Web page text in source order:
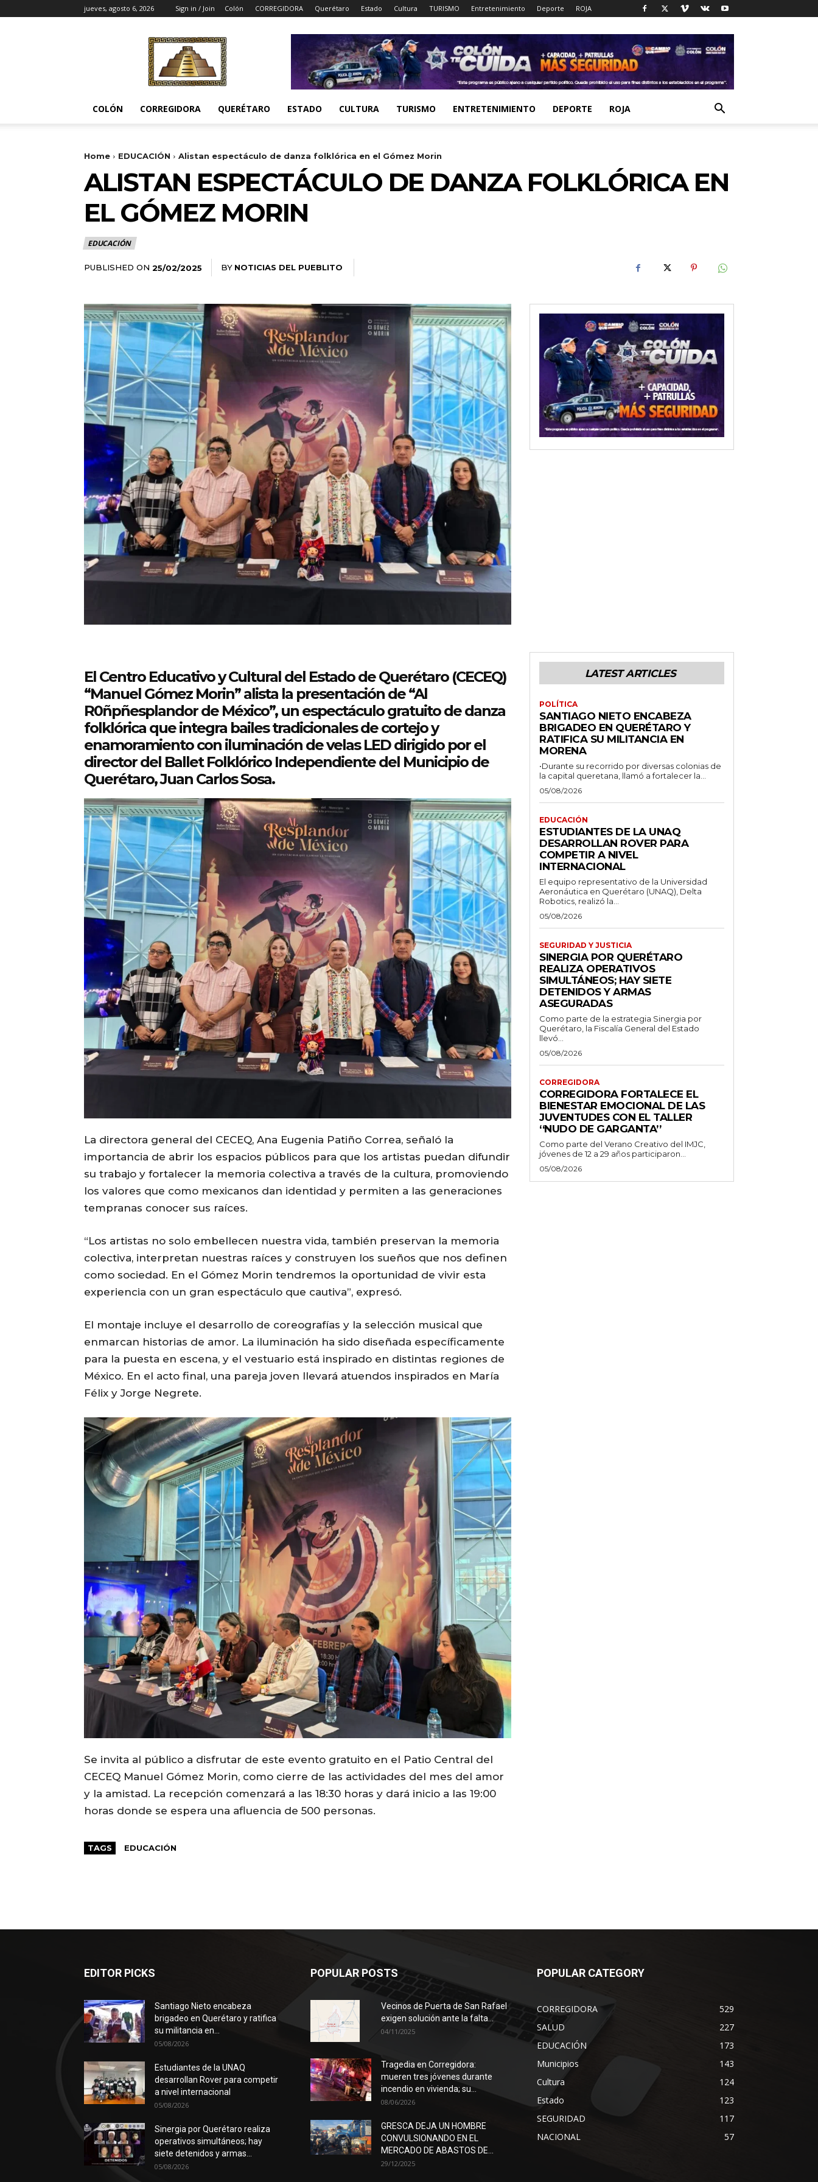
jueves, agosto 6, 2026 Sign in / Join Colón CORREGIDORA Querétaro Estado Cultura TURISMO Entretenimiento Deporte ROJA
Noticias
del
Pueblito
COLÓN CORREGIDORA QUERÉTARO ESTADO CULTURA TURISMO ENTRETENIMIENTO DEPORTE ROJA
Home EDUCACIÓN Alistan espectáculo de danza folklórica en el Gómez Morin
ALISTAN ESPECTÁCULO DE DANZA FOLKLÓRICA EN
EL GÓMEZ MORIN
EDUCACIÓN
PUBLISHED ON 25/02/2025 BY NOTICIAS DEL PUEBLITO
El Centro Educativo y Cultural del Estado de Querétaro (CECEQ)
“Manuel Gómez Morin” alista la presentación de “Al
R0ñpñesplandor de México”, un espectáculo gratuito de danza
folklórica que integra bailes tradicionales de cortejo y
enamoramiento con iluminación de velas LED dirigido por el
director del Ballet Folklórico Independiente del Municipio de
Querétaro, Juan Carlos Sosa.
La directora general del CECEQ, Ana Eugenia Patiño Correa, señaló la
importancia de abrir los espacios públicos para que los artistas puedan difundir
su trabajo y fortalecer la memoria colectiva a través de la cultura, promoviendo
los valores que como mexicanos dan identidad y permiten a las generaciones
tempranas conocer sus raíces.
“Los artistas no solo embellecen nuestra vida, también preservan la memoria
colectiva, interpretan nuestras raíces y construyen los sueños que nos definen
como sociedad. En el Gómez Morin tendremos la oportunidad de vivir esta
experiencia con un gran espectáculo que cautiva”, expresó.
El montaje incluye el desarrollo de coreografías y la selección musical que
enmarcan historias de amor. La iluminación ha sido diseñada específicamente
para la puesta en escena, y el vestuario está inspirado en distintas regiones de
México. En el acto final, una pareja joven llevará atuendos inspirados en María
Félix y Jorge Negrete.
Se invita al público a disfrutar de este evento gratuito en el Patio Central del
CECEQ Manuel Gómez Morin, como cierre de las actividades del mes del amor
y la amistad. La recepción comenzará a las 18:30 horas y dará inicio a las 19:00
horas donde se espera una afluencia de 500 personas.
TAGS EDUCACIÓN
LATEST ARTICLES
POLÍTICA
SANTIAGO NIETO ENCABEZA
BRIGADEO EN QUERÉTARO Y
RATIFICA SU MILITANCIA EN
MORENA
•Durante su recorrido por diversas colonias de
la capital queretana, llamó a fortalecer la...
05/08/2026
EDUCACIÓN
ESTUDIANTES DE LA UNAQ
DESARROLLAN ROVER PARA
COMPETIR A NIVEL
INTERNACIONAL
El equipo representativo de la Universidad
Aeronáutica en Querétaro (UNAQ), Delta
Robotics, realizó la...
05/08/2026
SEGURIDAD Y JUSTICIA
SINERGIA POR QUERÉTARO
REALIZA OPERATIVOS
SIMULTÁNEOS; HAY SIETE
DETENIDOS Y ARMAS
ASEGURADAS
Como parte de la estrategia Sinergia por
Querétaro, la Fiscalía General del Estado
llevó...
05/08/2026
CORREGIDORA
CORREGIDORA FORTALECE EL
BIENESTAR EMOCIONAL DE LAS
JUVENTUDES CON EL TALLER
‘‘NUDO DE GARGANTA’’
Como parte del Verano Creativo del IMJC,
jóvenes de 12 a 29 años participaron...
05/08/2026
EDITOR PICKS
Santiago Nieto encabeza
brigadeo en Querétaro y ratifica
su militancia en...
05/08/2026
Estudiantes de la UNAQ
desarrollan Rover para competir
a nivel internacional
05/08/2026
Sinergia por Querétaro realiza
operativos simultáneos; hay
siete detenidos y armas...
05/08/2026
POPULAR POSTS
Vecinos de Puerta de San Rafael
exigen solución ante la falta...
04/11/2025
Tragedia en Corregidora:
mueren tres jóvenes durante
incendio en vivienda; su...
08/06/2026
GRESCA DEJA UN HOMBRE
CONVULSIONANDO EN EL
MERCADO DE ABASTOS DE...
29/12/2025
POPULAR CATEGORY
CORREGIDORA
529
SALUD
227
EDUCACIÓN
173
Municipios
143
Cultura
124
Estado
123
SEGURIDAD
117
NACIONAL
57